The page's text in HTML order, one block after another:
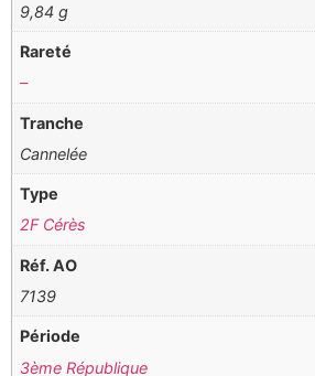
9,84 g
Rareté
–
Tranche
Cannelée
Type
2F Cérès
Réf. AO
7139
Période
3ème République